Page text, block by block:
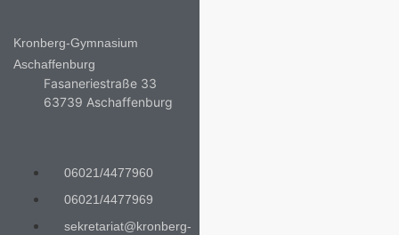
Kronberg-Gymnasium
Aschaffenburg
Fasaneriestraße 33
63739 Aschaffenburg
06021/4477960
06021/4477969
sekretariat@kronberg-